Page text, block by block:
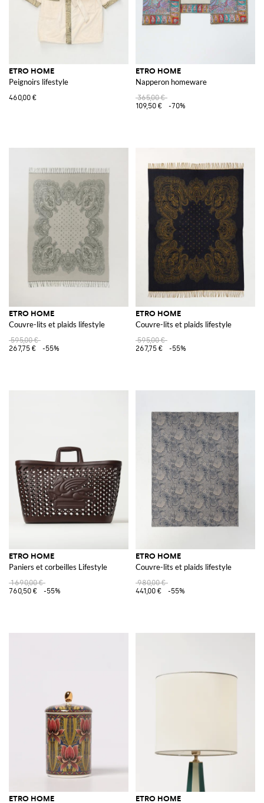
ETRO HOME
Peignoirs lifestyle
460,00 €
ETRO HOME
Napperon homeware
365,00 €
109,50 €
-70%
ETRO HOME
Couvre-lits et plaids lifestyle
595,00 €
267,75 €
-55%
ETRO HOME
Couvre-lits et plaids lifestyle
595,00 €
267,75 €
-55%
ETRO HOME
Paniers et corbeilles Lifestyle
1 690,00 €
760,50 €
-55%
ETRO HOME
Couvre-lits et plaids lifestyle
980,00 €
441,00 €
-55%
ETRO HOME ETRO HOME